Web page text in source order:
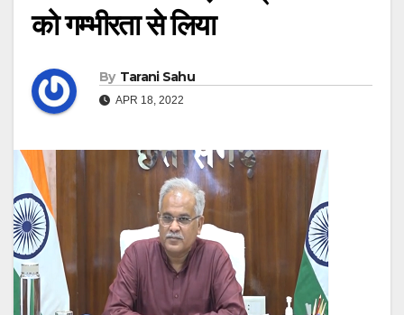
को गम्भीरता से लिया
By Tarani Sahu
APR 18, 2022